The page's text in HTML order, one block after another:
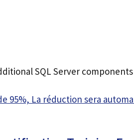
SQL Server components
95%, La réduction sera